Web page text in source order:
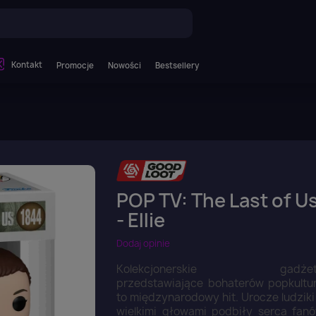
Kontakt Promocje Nowości Bestsellery
POP TV: The Last of
- Ellie
Dodaj opinie
Kolekcjonerskie
przedstawiające bohaterów
to międzynarodowy hit. Urocze
wielkimi głowami podbiły serca